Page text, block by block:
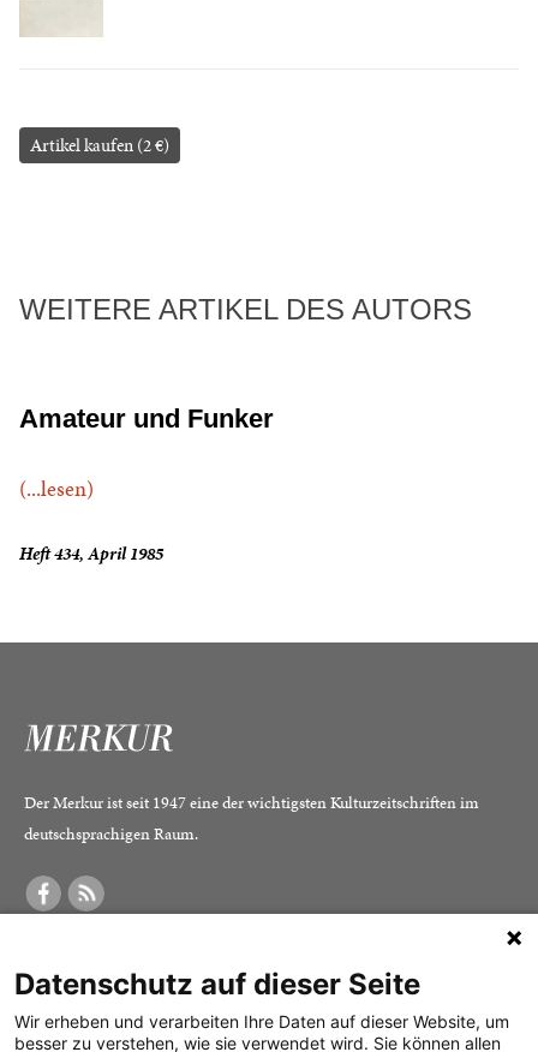
Artikel kaufen (2 €)
WEITERE ARTIKEL DES AUTORS
Amateur und Funker
(...lesen)
Heft 434, April 1985
Der Merkur ist seit 1947 eine der wichtigsten Kulturzeitschriften im
deutschsprachigen Raum.
Was ist der Merkur?
Herausgeber /
Alle Abos im Überblick
Print-Abo
Impressum
Datenschutz
Datenschutz auf dieser Seite
Wir erheben und verarbeiten Ihre Daten auf dieser Website, um
besser zu verstehen, wie sie verwendet wird. Sie können allen